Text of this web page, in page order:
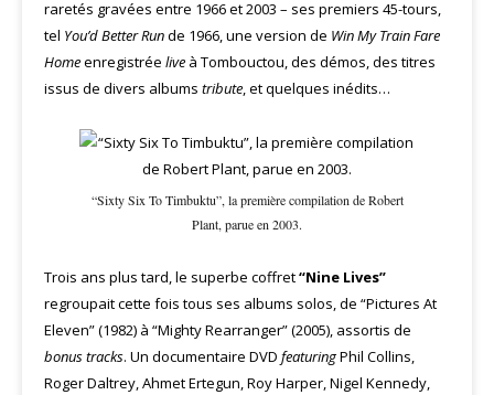
raretés gravées entre 1966 et 2003 – ses premiers 45-tours,
tel You’d Better Runde 1966, une version de Win My Train Fare
Homeenregistrée live à Tombouctou, des démos, des titres
issus de divers albums tribute, et quelques inédits…
“Sixty Six To Timbuktu”, la première compilation de Robert
Plant, parue en 2003.
Trois ans plus tard, le superbe coffret“Nine Lives”
regroupait cette fois tous ses albums solos, de “Pictures At
Eleven” (1982) à “Mighty Rearranger” (2005), assortis de
bonus tracks. Un documentaire DVD featuringPhil Collins,
Roger Daltrey, Ahmet Ertegun, Roy Harper, Nigel Kennedy,